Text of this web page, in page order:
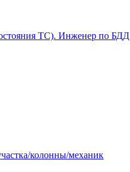
ТС). Инженер по БДД
колонны/механик